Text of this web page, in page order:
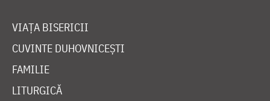
VIAȚA BISERICII
CUVINTE DUHOVNICEȘTI
FAMILIE
LITURGICĂ